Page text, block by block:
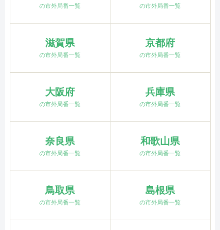
の市外局番一覧 の市外局番一覧
滋賀県
の市外局番一覧
京都府
の市外局番一覧
大阪府
の市外局番一覧
兵庫県
の市外局番一覧
奈良県
の市外局番一覧
和歌山県
の市外局番一覧
鳥取県
の市外局番一覧
島根県
の市外局番一覧